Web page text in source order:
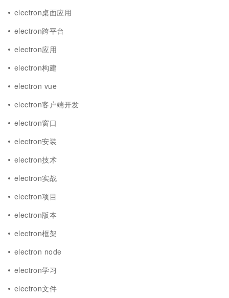
electron桌面应用
electron跨平台
electron应用
electron构建
electron vue
electron客户端开发
electron窗口
electron安装
electron技术
electron实战
electron项目
electron版本
electron框架
electron node
electron学习
electron文件